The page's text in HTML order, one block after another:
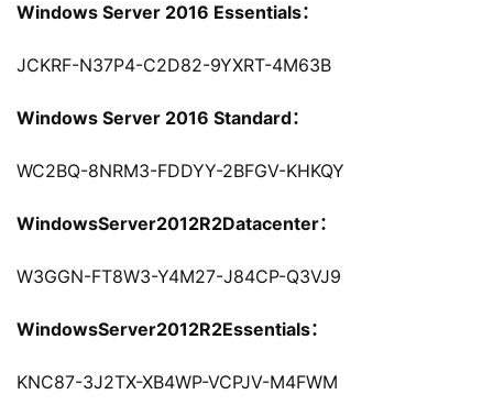
Windows Server 2016 Essentials：
JCKRF-N37P4-C2D82-9YXRT-4M63B
Windows Server 2016 Standard：
WC2BQ-8NRM3-FDDYY-2BFGV-KHKQY
WindowsServer2012R2Datacenter：
W3GGN-FT8W3-Y4M27-J84CP-Q3VJ9
WindowsServer2012R2Essentials：
KNC87-3J2TX-XB4WP-VCPJV-M4FWM